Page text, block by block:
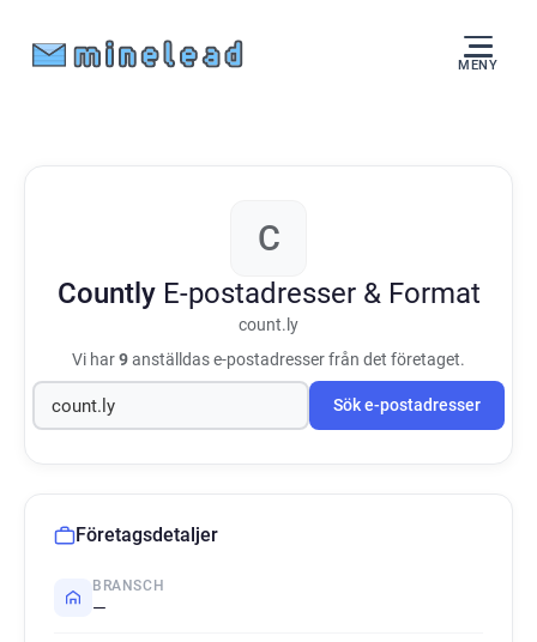
MENY
C
Countly E-postadresser & Format
count.ly
Vi har9anställdas e-postadresser från det företaget.
Sök e-postadresser
Företagsdetaljer
BRANSCH
—